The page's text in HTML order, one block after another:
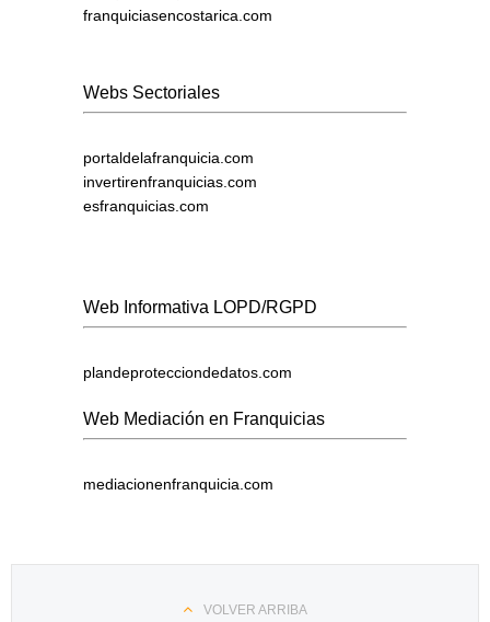
franquiciasencostarica.com
Webs Sectoriales
portaldelafranquicia.com
invertirenfranquicias.com
esfranquicias.com
Web Informativa LOPD/RGPD
plandeprotecciondedatos.com
Web Mediación en Franquicias
mediacionenfranquicia.com
VOLVER ARRIBA